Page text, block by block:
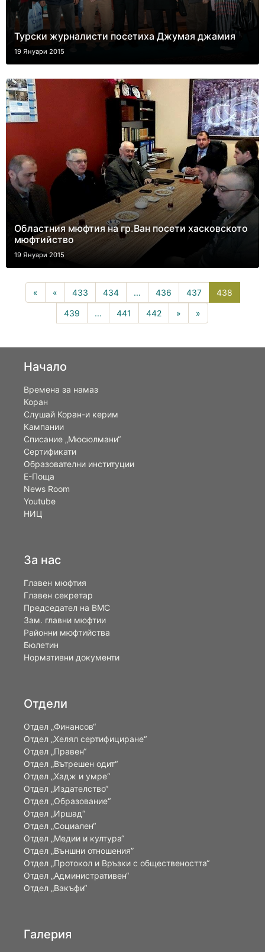
Турски журналисти посетиха Джумая джамия
19 Януари 2015
Областния мюфтия на гр.Ван посети хасковското
мюфтийство
19 Януари 2015
« « 433 434 ... 436 437 438
439 ... 441 442 » »
Начало
Времена за намаз
Коран
Слушай Коран-и керим
Кампании
Списание „Мюсюлмани“
Сертификати
Образователни институции
Е-Поща
News Room
Youtube
НИЦ
За нас
Главен мюфтия
Главен секретар
Председател на ВМС
Зам. главни мюфтии
Районни мюфтийства
Бюлетин
Нормативни документи
Отдели
Отдел „Финансов“
Отдел „Хелял сертифициране“
Отдел „Правен“
Отдел „Вътрешен одит“
Отдел „Хадж и умре“
Отдел „Издателство“
Отдел „Образование“
Отдел „Иршад“
Отдел „Социален“
Отдел „Медии и култура“
Отдел „Външни отношения”
Oтдел „Протокол и Връзки с обществеността“
Отдел „Административен“
Отдел „Вакъфи“
Галерия